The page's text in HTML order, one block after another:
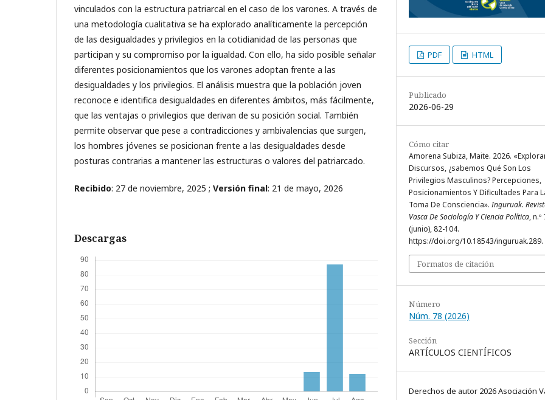
vinculados con la estructura patriarcal en el caso de los varones. A través de
una metodología cualitativa se ha explorado analíticamente la percepción
de las desigualdades y privilegios en la cotidianidad de las personas que
participan y su compromiso por la igualdad. Con ello, ha sido posible señalar
diferentes posicionamientos que los varones adoptan frente a las
desigualdades y los privilegios. El análisis muestra que la población joven
reconoce e identifica desigualdades en diferentes ámbitos, más fácilmente,
que las ventajas o privilegios que derivan de su posición social. También
permite observar que pese a contradicciones y ambivalencias que surgen,
los hombres jóvenes se posicionan frente a las desigualdades desde
posturas contrarias a mantener las estructuras o valores del patriarcado.
Recibido: 27 de noviembre, 2025 ; Versión final: 21 de mayo, 2026
Descargas
PDF HTML
Publicado
2026-06-29
Cómo citar
Amorena Subiza, Maite. 2026.
Discursos, ¿sabemos Qué Son Los
Privilegios Masculinos? Percepciones,
Posicionamientos Y Dificultades Para
Toma De Consciencia».Inguruak.
Vasca De Sociología Y Ciencia Política, n.º
(junio), 82-104.
https://doi.org/10.18543/inguruak.289.
Formatos de citación
Número
Núm. 78 (2026)
Sección
ARTÍCULOS CIENTÍFICOS
Derechos de autor 2026 Asociación